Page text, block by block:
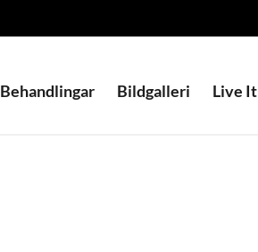
Behandlingar Bildgalleri Live It